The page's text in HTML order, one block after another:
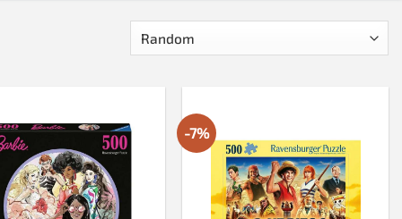
2-100 stukjes
100 stukjes
dammen
dobbel
domino
-7%